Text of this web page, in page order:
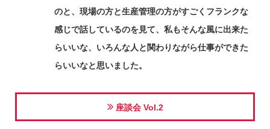
のと、現場の方と生産管理の方がすごくフランクな
感じで話しているのを見て、私もそんな風に出来た
らいいな、いろんな人と関わりながら仕事ができた
らいいなと思いました。
座談会 Vol.2